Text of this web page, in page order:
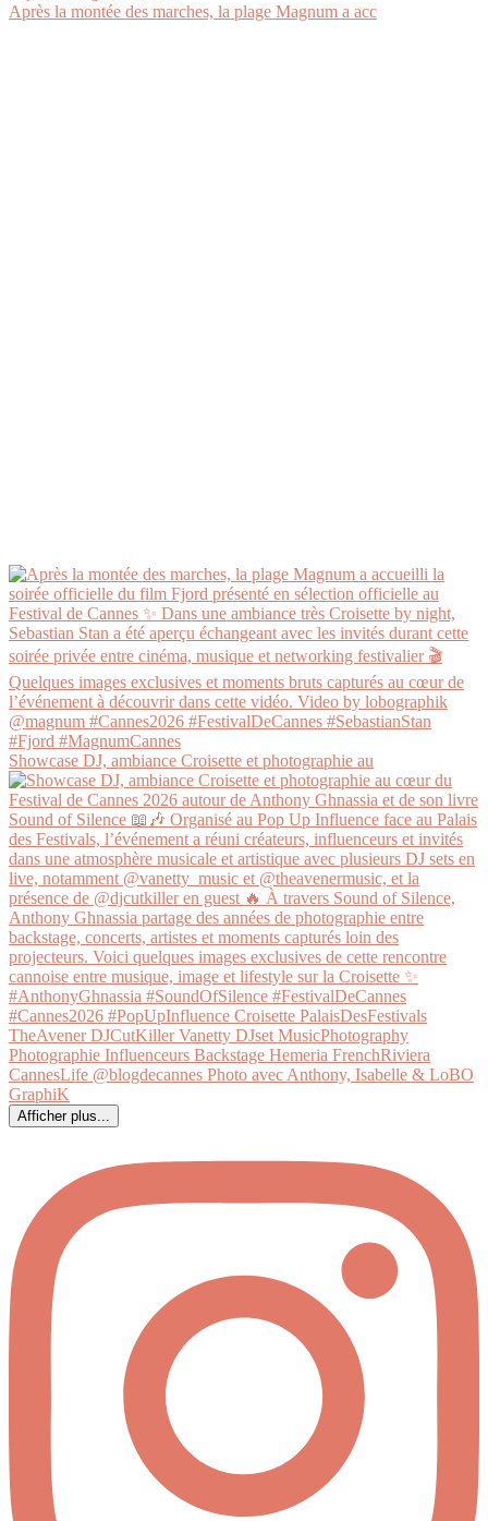
Après la montée des marches, la plage Magnum a acc
Showcase DJ, ambiance Croisette et photographie au
Afficher plus...